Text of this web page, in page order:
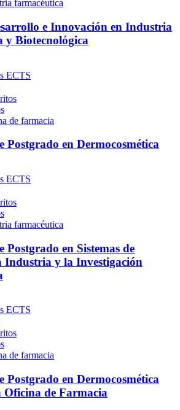
farmacéutica
e Innovación en Industria
y Biotecnológica
ECTS
de farmacia
Postgrado en Dermocosmética
ECTS
farmacéutica
Postgrado en Sistemas de
Industria y la Investigación
ECTS
de farmacia
Postgrado en Dermocosmética
Oficina de Farmacia